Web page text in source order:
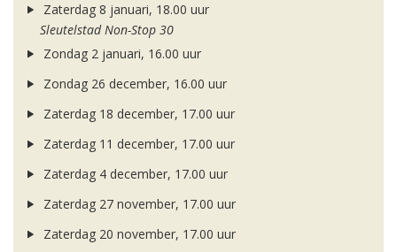
Zaterdag 8 januari, 18.00 uur
Sleutelstad Non-Stop 30
Zondag 2 januari, 16.00 uur
Zondag 26 december, 16.00 uur
Zaterdag 18 december, 17.00 uur
Zaterdag 11 december, 17.00 uur
Zaterdag 4 december, 17.00 uur
Zaterdag 27 november, 17.00 uur
Zaterdag 20 november, 17.00 uur